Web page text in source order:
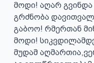
მოდი! აღარ გვინდა
გრძნობა
გაბოო! რმერთან
მოდი!
მუდამ